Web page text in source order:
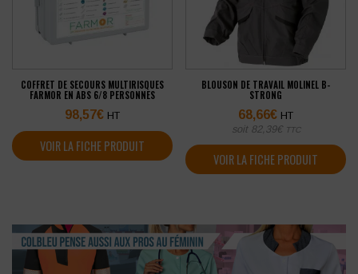
COFFRET DE SECOURS MULTIRISQUES
FARMOR EN ABS 6/8 PERSONNES
98,57€ HT
VOIR LA FICHE PRODUIT
BLOUSON DE TRAVAIL MOLINEL B-
STRONG
68,66€ HT
soit 82,39€ TTC
VOIR LA FICHE PRODUIT